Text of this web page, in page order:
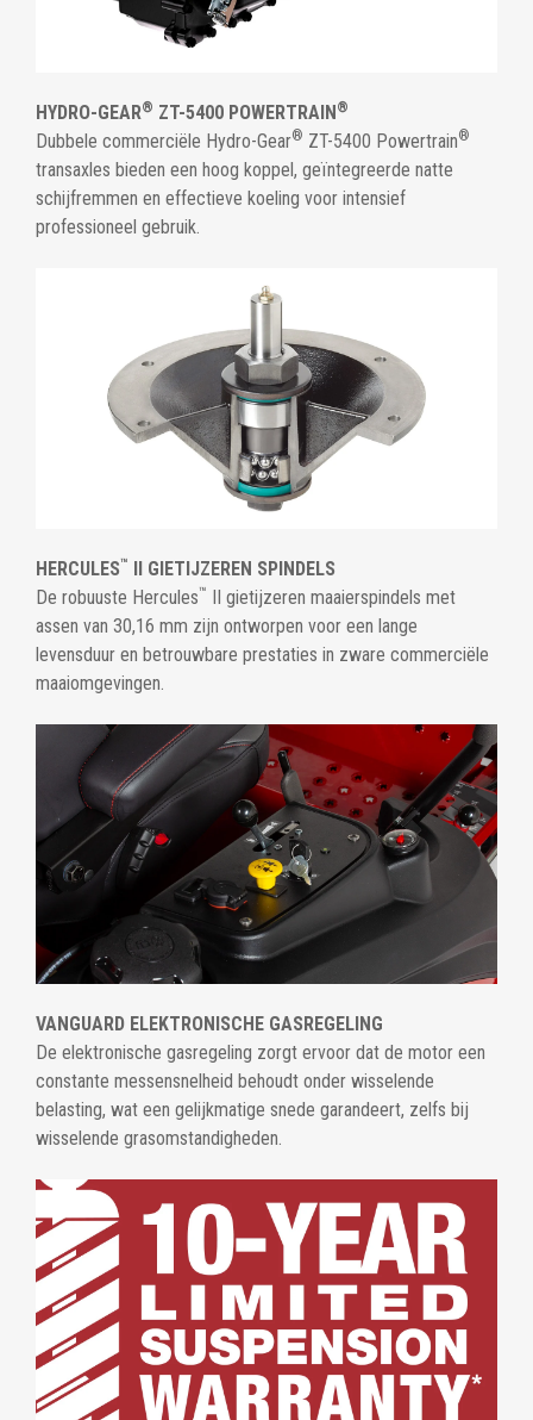
HYDRO-GEAR® ZT-5400 POWERTRAIN ®
Dubbele commerciële Hydro-Gear® ZT-5400 Powertrain®
transaxles bieden een hoog koppel, geïntegreerde natte
schijfremmen en effectieve koeling voor intensief
professioneel gebruik.
HERCULES™ II GIETIJZEREN SPINDELS
De robuuste Hercules™ II gietijzeren maaierspindels met
assen van 30,16 mm zijn ontworpen voor een lange
levensduur en betrouwbare prestaties in zware commerciële
maaiomgevingen.
VANGUARD ELEKTRONISCHE GASREGELING
De elektronische gasregeling zorgt ervoor dat de motor een
constante messensnelheid behoudt onder wisselende
belasting, wat een gelijkmatige snede garandeert, zelfs bij
wisselende grasomstandigheden.